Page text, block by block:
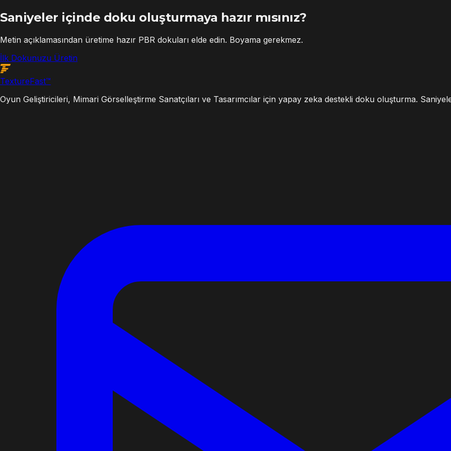
Saniyeler içinde doku oluşturmaya hazır mısınız?
Metin açıklamasından üretime hazır PBR dokuları elde edin. Boyama gerekmez.
İlk Dokunuzu Üretin
TextureFast™
Oyun Geliştiricileri, Mimari Görselleştirme Sanatçıları ve Tasarımcılar için yapay zeka destekli doku oluşturma.